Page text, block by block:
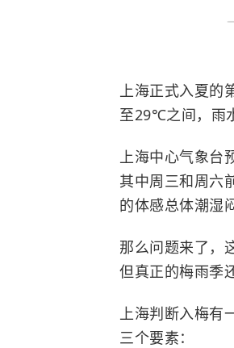
上海正式入夏的
至29℃之间，雨
上海中心气象台
其中周三和周六
的体感总体潮湿
那么问题来了，
但真正的梅雨季
上海判断入梅有
三个要素：